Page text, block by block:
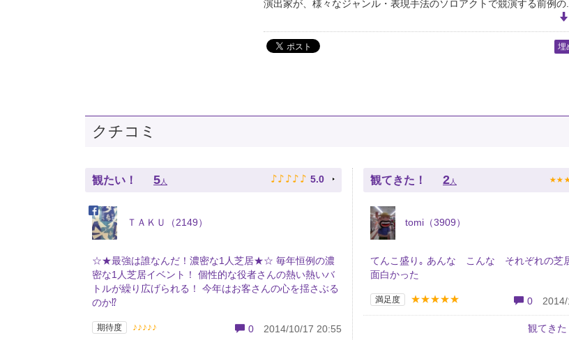
演出家が、様々なジャンル・表現手法のソロアクトで競演する前例の...
埋
クチコミ
観たい！ 5 人 ♪ ♪ ♪ ♪ ♪ 5.0
ＴＡＫＵ（2149）
☆★最強は誰なんだ！濃密な1人芝居★☆ 毎年恒例の濃
密な1人芝居イベント！ 個性的な役者さんの熱い熱いバ
トルが繰り広げられる！ 今年はお客さんの心を揺さぶる
のか⁉︎
期待度 ♪♪♪♪♪ 0 2014/10/17 20:55
観てきた！ 2 人 ★ ★ ★
tomi（3909）
てんこ盛り｡ あんな こんな それぞれの芝
面白かった
満足度 ★★★★★ 0 2014/
観てき